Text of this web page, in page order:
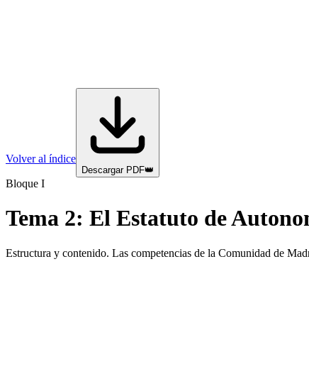
Volver al índice
Descargar PDF👑
Bloque I
Tema 2: El Estatuto de
Estructura y contenido. Las competencias de la Comunidad de